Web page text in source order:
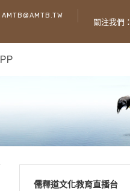
關注我們：
儒釋道文化教育直播台